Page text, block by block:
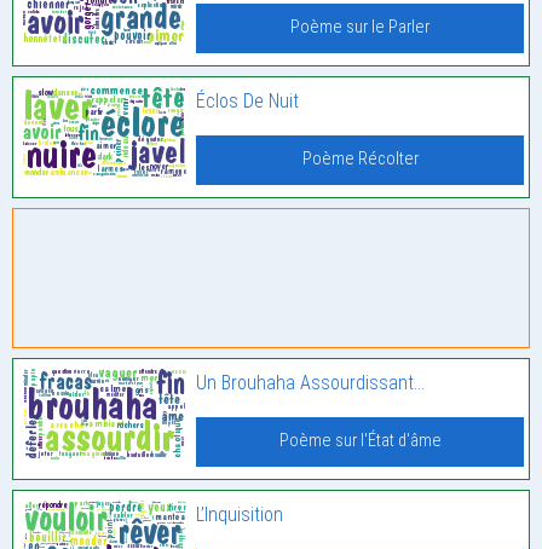
Poème sur le Parler
Éclos De Nuit
Poème Récolter
Un Brouhaha Assourdissant…
Poème sur l'État d'âme
L’Inquisition